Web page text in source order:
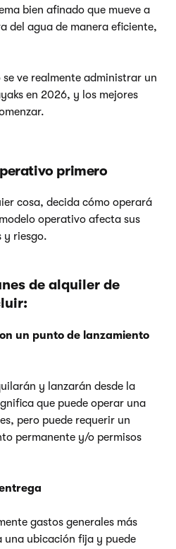
bien afinado que mueve a
del agua de manera eficiente,
se ve realmente administrar un
en 2026, y los mejores
primero
cosa, decida cómo operará
operativo afecta sus
y riesgo.
de alquiler de
un punto de lanzamiento
y lanzarán desde la
que puede operar una
pero puede requerir un
permanente y/o permisos
gastos generales más
una ubicación fija y puede